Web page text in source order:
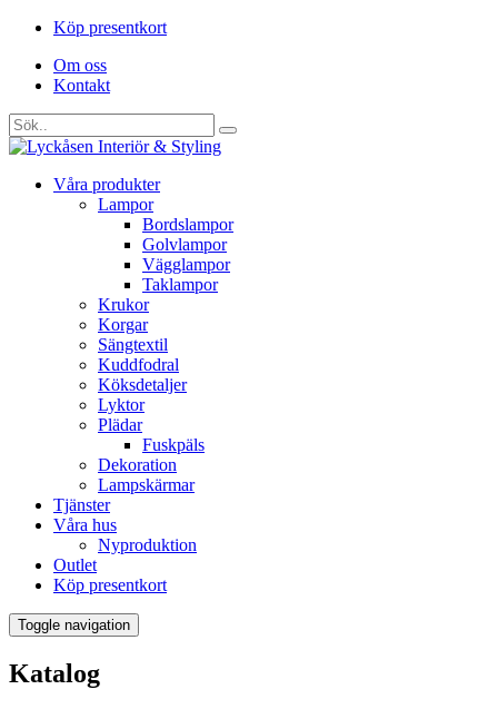
Köp presentkort
Om oss
Kontakt
Våra produkter
Lampor
Bordslampor
Golvlampor
Vägglampor
Taklampor
Krukor
Korgar
Sängtextil
Kuddfodral
Köksdetaljer
Lyktor
Plädar
Fuskpäls
Dekoration
Lampskärmar
Tjänster
Våra hus
Nyproduktion
Outlet
Köp presentkort
Toggle navigation
Katalog